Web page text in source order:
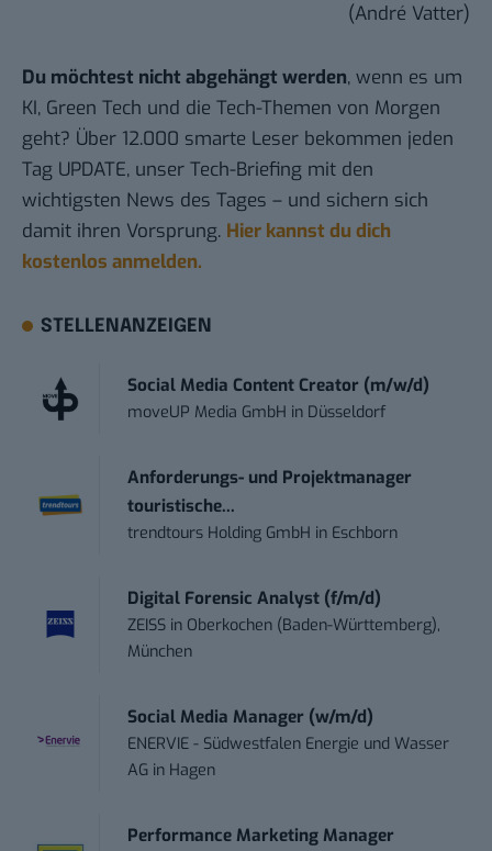
(André Vatter)
Du möchtest nicht abgehängt werden, wenn es um
KI, Green Tech und die Tech-Themen von Morgen
geht? Über 12.000 smarte Leser bekommen jeden
Tag UPDATE, unser Tech-Briefing mit den
wichtigsten News des Tages – und sichern sich
damit ihren Vorsprung. Hier kannst du dich
kostenlos anmelden.
STELLENANZEIGEN
Social Media Content Creator (m/w/d)
moveUP Media GmbH in Düsseldorf
Anforderungs- und Projektmanager
touristische...
trendtours Holding GmbH in Eschborn
Digital Forensic Analyst (f/m/d)
ZEISS in Oberkochen (Baden-Württemberg),
München
Social Media Manager (w/m/d)
ENERVIE - Südwestfalen Energie und Wasser
AG in Hagen
Performance Marketing Manager